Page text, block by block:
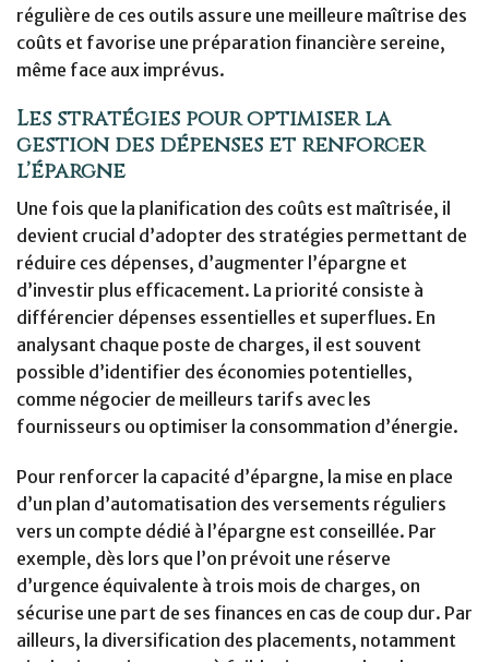
régulière de ces outils assure une meilleure maîtrise des
coûts et favorise une préparation financière sereine,
même face aux imprévus.
Les stratégies pour optimiser la
gestion des dépenses et renforcer
l’épargne
Une fois que la planification des coûts est maîtrisée, il
devient crucial d’adopter des stratégies permettant de
réduire ces dépenses, d’augmenter l’épargne et
d’investir plus efficacement. La priorité consiste à
différencier dépenses essentielles et superflues. En
analysant chaque poste de charges, il est souvent
possible d’identifier des économies potentielles,
comme négocier de meilleurs tarifs avec les
fournisseurs ou optimiser la consommation d’énergie.
Pour renforcer la capacité d’épargne, la mise en place
d’un plan d’automatisation des versements réguliers
vers un compte dédié à l’épargne est conseillée. Par
exemple, dès lors que l’on prévoit une réserve
d’urgence équivalente à trois mois de charges, on
sécurise une part de ses finances en cas de coup dur. Par
ailleurs, la diversification des placements, notamment